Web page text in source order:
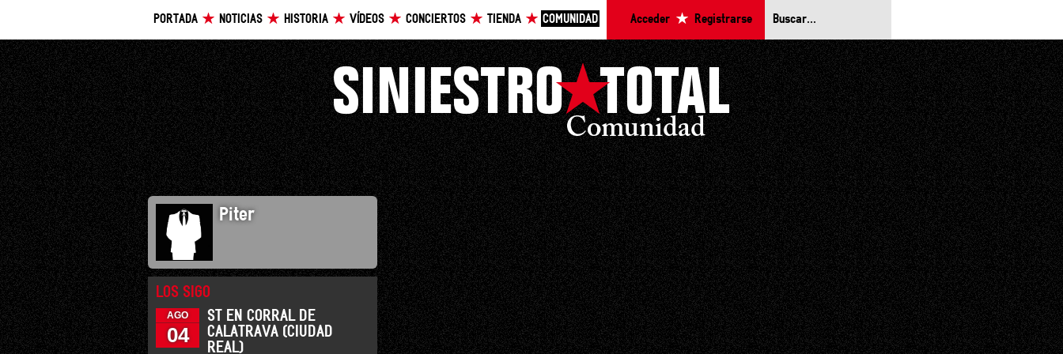
PORTADA NOTICIAS HISTORIA VÍDEOS CONCIERTOS TIENDA COMUNIDAD Acceder Registrarse
Piter
LOS SIGO
AGO
04
ST EN CORRAL DE
CALATRAVA (CIUDAD
REAL)